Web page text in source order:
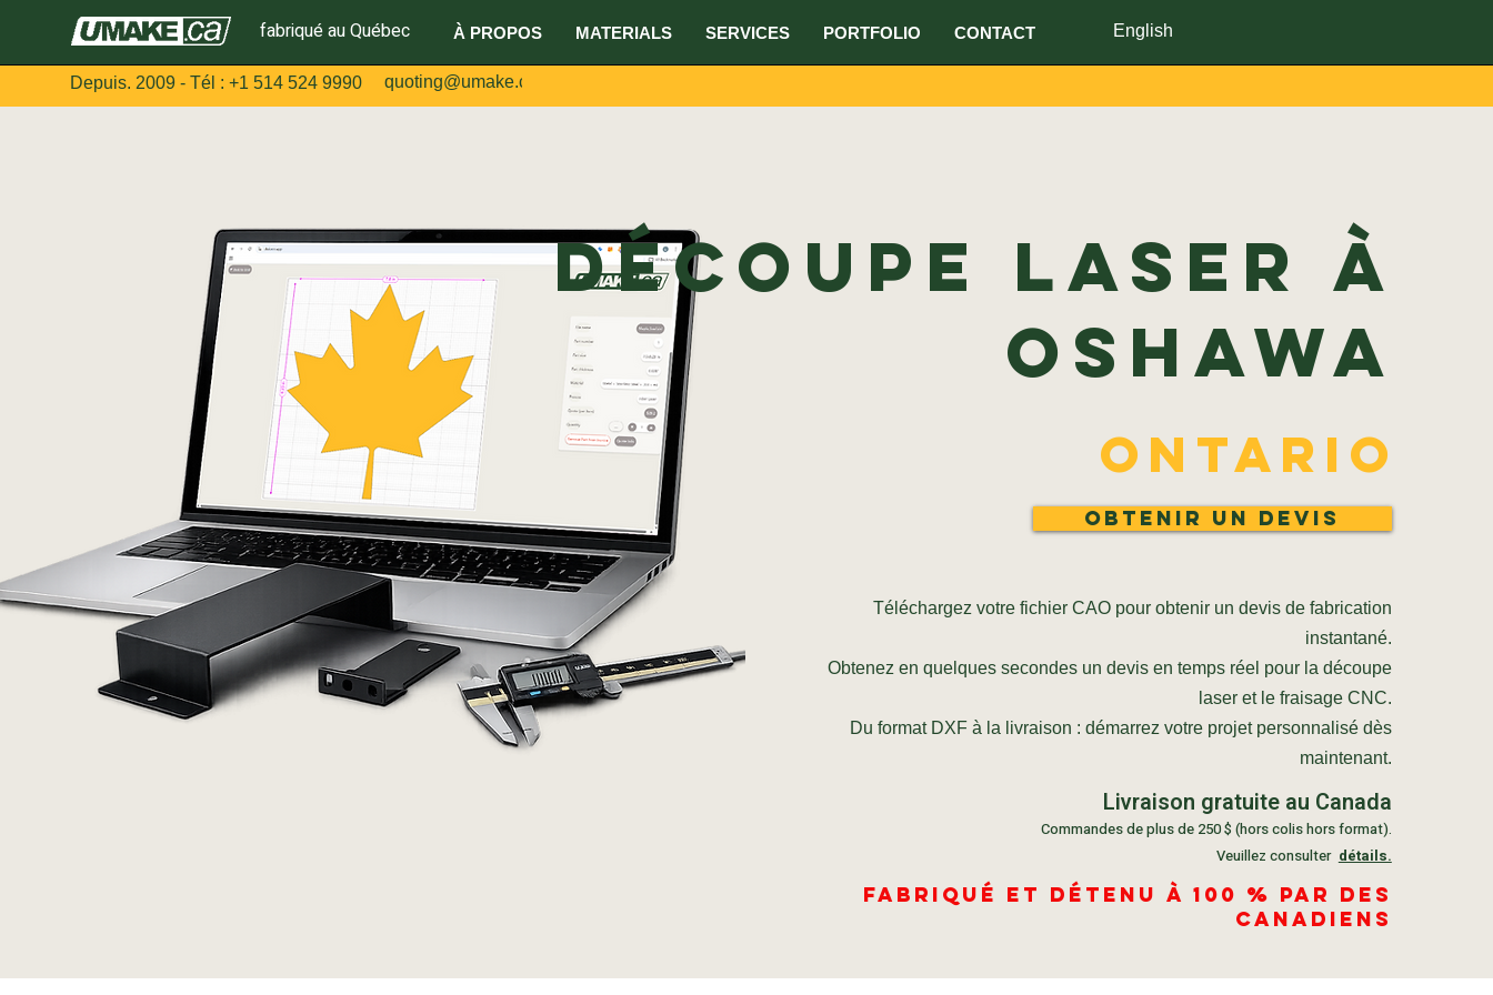
fabriqué au Québec À PROPOS MATERIALS SERVICES PORTFOLIO CONTACT English
Découpe laser à
Oshawa
Ontario
Obtenir un devis
Téléchargez votre fichier CAO pour obtenir un devis de fabrication
instantané.
Obtenez en quelques secondes un devis en temps réel pour la découpe
laser et le fraisage CNC.
Du format DXF à la livraison : démarrez votre projet personnalisé dès
maintenant.
Livraison gratuite au Canada
Commandes de plus de 250 $ (hors colis hors format).
Veuillez consulter détails.
Fabriqué et détenu à 100 % par des
Canadiens
Depuis. 2009 - Tél : +1 514 524 9990 quoting@umake.ca